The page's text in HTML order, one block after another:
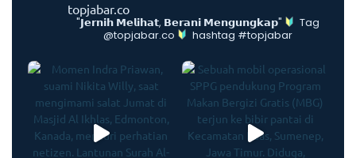
topjabar.co
"𝗝𝗲𝗿𝗻𝗶𝗵 𝗠𝗲𝗹𝗶𝗵𝗮𝘁, 𝗕𝗲𝗿𝗮𝗻𝗶 𝗠𝗲𝗻𝗴𝘂𝗻𝗴𝗸𝗮𝗽"
Tag
@topjabar.co
hashtag #topjabar